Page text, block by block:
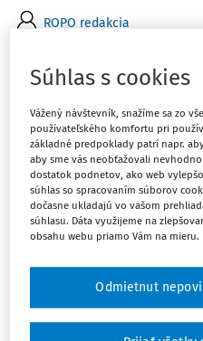
ROPO redakcia
ČLÁNKY
Zverejňovanie zmlúv
údajov
Zverejňovanie zmlúv v
zákonnou povinnosťou obcí
účinnosti. Pri tejto
rešpektovaná ochrana
obmedzenia
postup môže ...
JUDr. Tatiana Mičudová PhD.
Súhlas s cookies
Vážený návštevník, snažíme sa zo
používateľského komfortu pri
základné predpoklady patrí napr.
aby sme vás neobťažovali
dostatok podnetov, ako web
súhlas so spracovaním súborov
dočasne ukladajú vo vašom
súhlasu. Dáta využijeme na
obsahu webu priamo Vám na mieru.
Odmietnut